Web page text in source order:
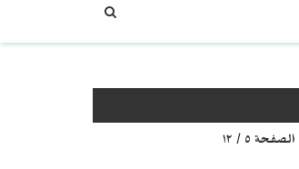
الصفحة ٥ / ١٢